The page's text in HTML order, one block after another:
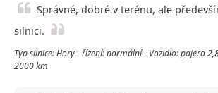
Správné, dobré v terénu, ale
silnici.
Typ silnice: Hory - řízení: normální - Vozidlo: pajero
2000 km